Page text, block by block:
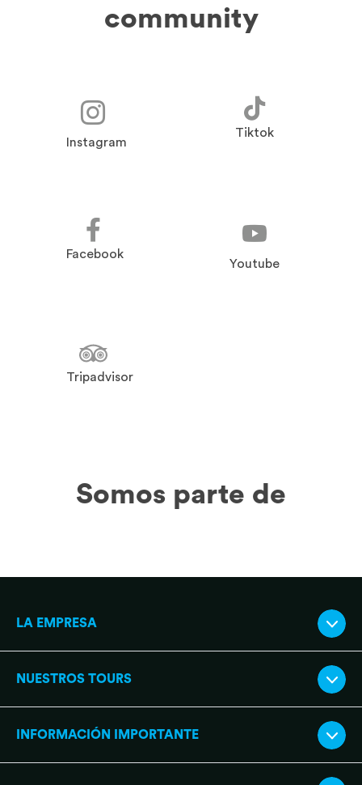
community
Instagram
Tiktok
Facebook
Youtube
Tripadvisor
Somos parte de
LA EMPRESA
NUESTROS TOURS
INFORMACIÓN IMPORTANTE